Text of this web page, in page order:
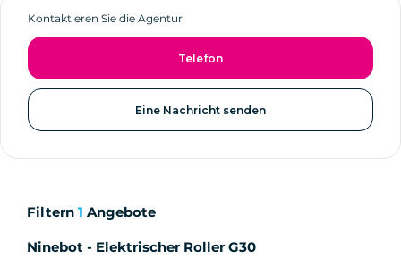
Kontaktieren Sie die Agentur
Telefon
Eine Nachricht senden
Filtern 1 Angebote
Ninebot - Elektrischer Roller G30